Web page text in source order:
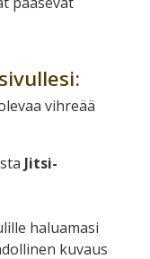
vihreää
Jitsi-
haluamasi
kuvaus